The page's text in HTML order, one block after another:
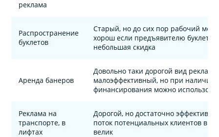
реклама
Распространение
буклетов
Старый, но до сих пор рабочий
хорош если предъявителю буклета
небольшая скидка
Аренда банеров
Довольно таки дорогой вид
малоэффективный, но при наличии
финансирования можно
Реклама на
транспорте, в
лифтах
Дорогой, но достаточно
поток потенциальных клиентов в
велик